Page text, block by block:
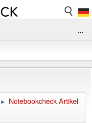
...
► Notebookcheck Artikel